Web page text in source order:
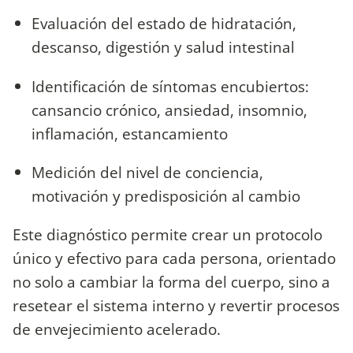
Evaluación del estado de hidratación,
descanso, digestión y salud intestinal
Identificación de síntomas encubiertos:
cansancio crónico, ansiedad, insomnio,
inflamación, estancamiento
Medición del nivel de conciencia,
motivación y predisposición al cambio
Este diagnóstico permite crear un protocolo
único y efectivo para cada persona, orientado
no solo a cambiar la forma del cuerpo, sino a
resetear el sistema interno y revertir procesos
de envejecimiento acelerado.